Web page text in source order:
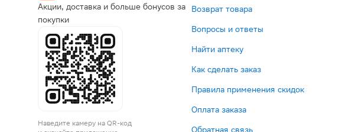
Акции, доставка и больше бонусов за
покупки
Наведите камеру на QR-код
Возврат товара
Вопросы и ответы
Найти аптеку
Как сделать заказ
Правила применения скидок
Оплата заказа
Обратная связь